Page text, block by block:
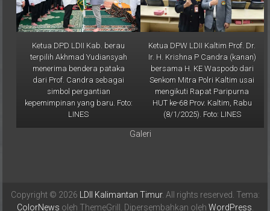
Ketua DPD LDII Kab. berau
terpilih Akhmad Yudiansyah
menerima bendera pataka
dari Prof. Candra sebagai
simbol pergantian
kepemimpinan yang baru. Foto:
LINES
Ketua DPW LDII Kaltim Prof. Dr.
Ir. H. Krishna P Candra (kanan)
bersama H. KE Waspodo dari
Senkom Mitra Polri Kaltim usai
mengikuti Rapat Paripurna
HUT ke-68 Prov. Kaltim, Rabu
(8/1/2025). Foto: LINES
Galeri
Copyright © 2026 LDII Kalimantan Timur. All rights reserved. Tema:
ColorNews oleh ThemeGrill. Dipersembahkan oleh WordPress.